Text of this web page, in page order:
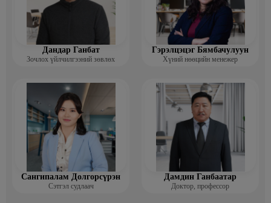
Дандар Ганбат
Зочлох үйлчилгээний зөвлөх
Гэрэлцэцэг Бямбачулуун
Хүний нөөцийн менежер
Сангипалам Долгорсүрэн
Сэтгэл судлаач
Дамдин Ганбаатар
Доктор, профессор